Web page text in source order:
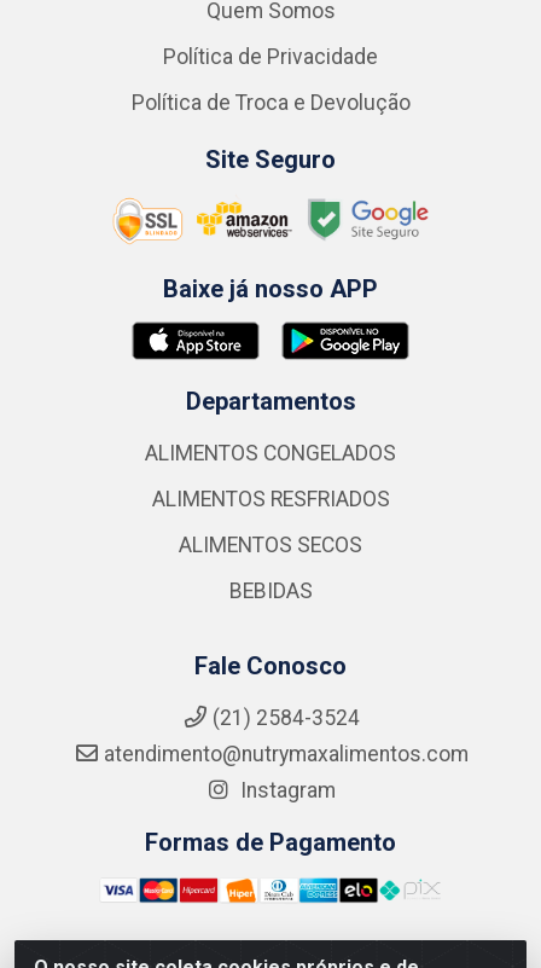
Quem Somos
Política de Privacidade
Política de Troca e Devolução
Site Seguro
Baixe já nosso APP
Departamentos
ALIMENTOS CONGELADOS
ALIMENTOS RESFRIADOS
ALIMENTOS SECOS
BEBIDAS
Fale Conosco
(21) 2584-3524
atendimento@nutrymaxalimentos.com
Instagram
Formas de Pagamento